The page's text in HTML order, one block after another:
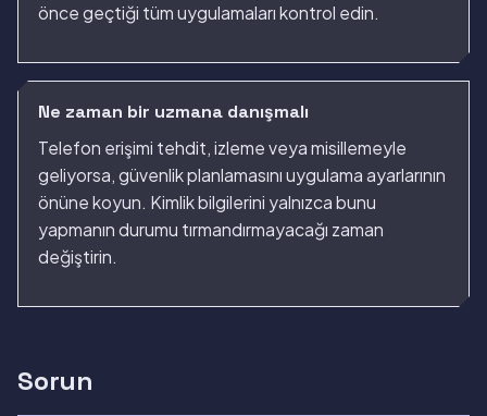
önce geçtiği tüm uygulamaları kontrol edin.
Ne zaman bir uzmana danışmalı
Telefon erişimi tehdit, izleme veya misillemeyle
geliyorsa, güvenlik planlamasını uygulama ayarlarının
önüne koyun. Kimlik bilgilerini yalnızca bunu
yapmanın durumu tırmandırmayacağı zaman
değiştirin.
Sorun